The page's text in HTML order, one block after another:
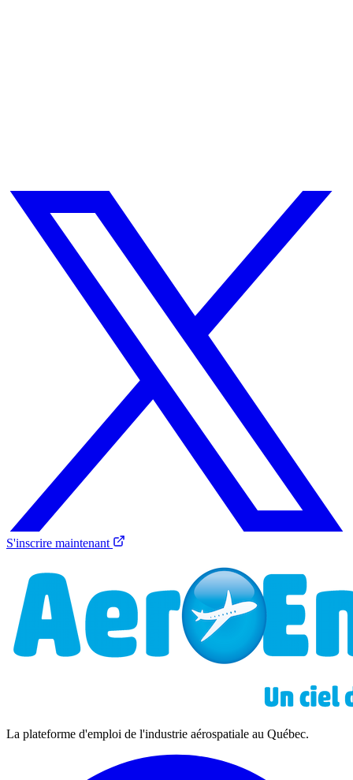
S'inscrire maintenant
La plateforme d'emploi de l'industrie aérospatiale au Québec.